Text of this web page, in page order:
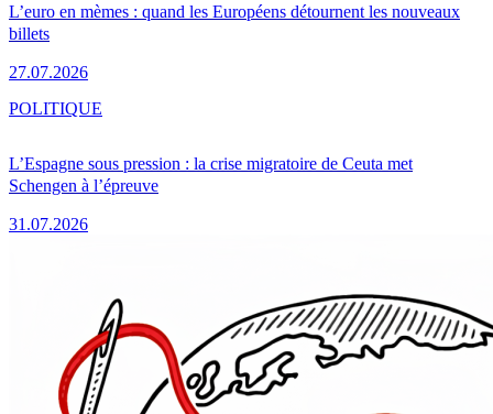
L’euro en mèmes : quand les Européens détournent les nouveaux
billets
27.07.2026
L’Espagne sous pression : la crise migratoire de Ceuta met
Schengen à l’épreuve
31.07.2026
POLITIQUE